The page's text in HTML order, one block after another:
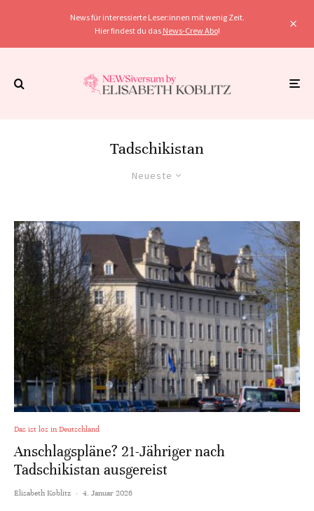
News für interessierte Leser:innen mit wenig Zeit.
Hier findest du das News-Crew Abo!
Tadschikistan
Neueste
Das ist los in Deutschland
Anschlagspläne? 21-Jähriger nach
Tadschikistan ausgereist
Elisabeth Koblitz · 4. Januar 2026